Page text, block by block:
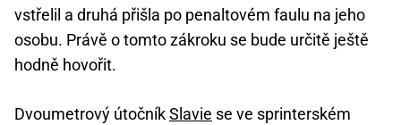
vstřelil a druhá přišla po penaltovém faulu na jeho
osobu. Právě o tomto zákroku se bude určitě ještě
hodně hovořit.
Dvoumetrový útočníkSlavie se ve sprinterském